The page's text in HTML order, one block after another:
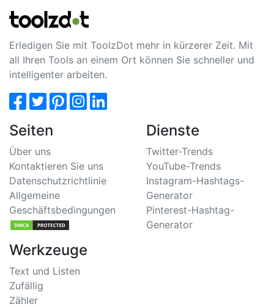
Erledigen Sie mit ToolzDot mehr in kürzerer Zeit. Mit
all Ihren Tools an einem Ort können Sie schneller und
intelligenter arbeiten.
Seiten
Über uns
Kontaktieren Sie uns
Datenschutzrichtlinie
Allgemeine
Geschäftsbedingungen
Dienste
Twitter-Trends
YouTube-Trends
Instagram-Hashtags-
Generator
Pinterest-Hashtag-
Generator
Werkzeuge
Text und Listen
Zufällig
Zähler